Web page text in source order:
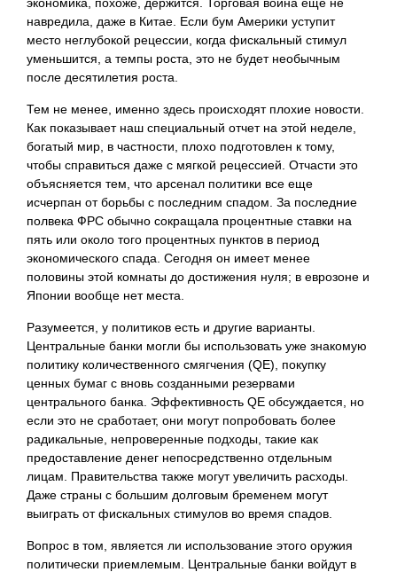
навредила, даже в Китае. Если бум Америки уступит
место неглубокой рецессии, когда фискальный стимул
уменьшится, а темпы роста, это не будет необычным
после десятилетия роста.
Тем не менее, именно здесь происходят плохие новости.
Как показывает наш специальный отчет на этой неделе,
богатый мир, в частности, плохо подготовлен к тому,
чтобы справиться даже с мягкой рецессией. Отчасти это
объясняется тем, что арсенал политики все еще
исчерпан от борьбы с последним спадом. За последние
полвека ФРС обычно сокращала процентные ставки на
пять или около того процентных пунктов в период
экономического спада. Сегодня он имеет менее
половины этой комнаты до достижения нуля; в еврозоне и
Японии вообще нет места.
Разумеется, у политиков есть и другие варианты.
Центральные банки могли бы использовать уже знакомую
политику количественного смягчения (QE), покупку
ценных бумаг с вновь созданными резервами
центрального банка. Эффективность QE обсуждается, но
если это не сработает, они могут попробовать более
радикальные, непроверенные подходы, такие как
предоставление денег непосредственно отдельным
лицам. Правительства также могут увеличить расходы.
Даже страны с большим долговым бременем могут
выиграть от фискальных стимулов во время спадов.
Вопрос в том, является ли использование этого оружия
политически приемлемым. Центральные банки войдут в